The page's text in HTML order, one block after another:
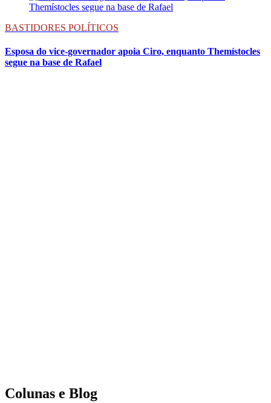
BASTIDORES POLÍTICOS
Esposa do vice-governador apoia Ciro, enquanto Themístocles
segue na base de Rafael
Colunas e Blog